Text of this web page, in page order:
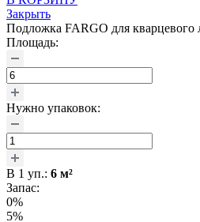
Закрыть
Подложка FARGO для кварцевого
Площадь:
Нужно упаковок:
В 1 уп.: 6 м²
Запас:
0%
5%